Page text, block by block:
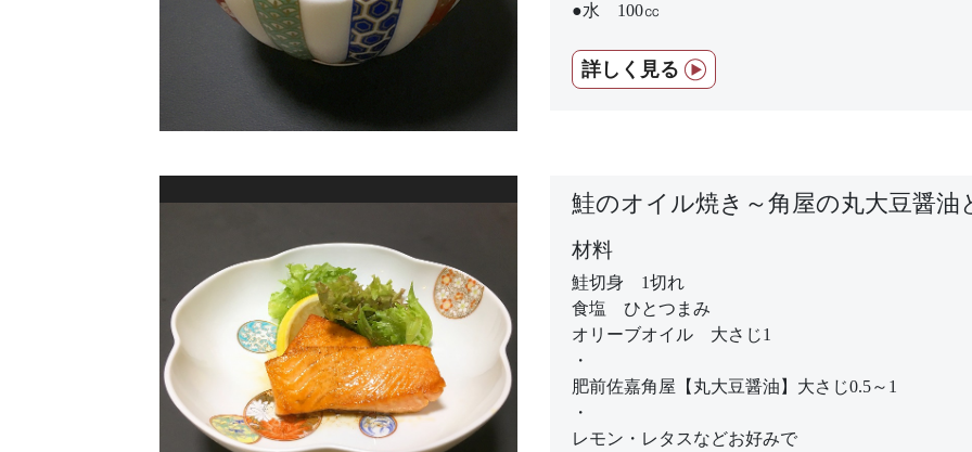
●水 100㏄
詳しく見る
鮭のオイル焼き～角屋の丸大豆醤
材料
鮭切身 1切れ
食塩 ひとつまみ
オリーブオイル 大さじ1
・
肥前佐嘉角屋【丸大豆醤油】大さじ0.5～1
・
レモン・レタスなどお好みで